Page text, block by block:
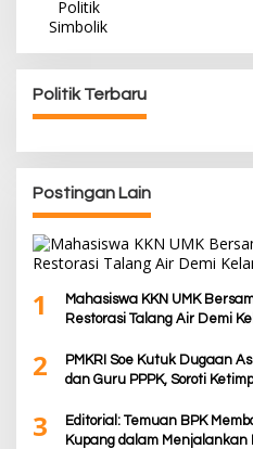
Politik Terbaru
Postingan Lain
1
Mahasiswa KKN UMK
Restorasi Talang Air Demi
2
PMKRI Soe Kutuk Dugaan
dan Guru PPPK, Soroti
3
Editorial: Temuan BPK
Kupang dalam Menjalankan